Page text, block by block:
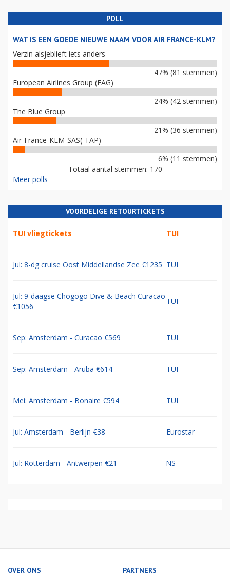
POLL
WAT IS EEN GOEDE NIEUWE NAAM VOOR AIR FRANCE-KLM?
Verzin alsjeblieft iets anders
47% (81 stemmen)
European Airlines Group (EAG)
24% (42 stemmen)
The Blue Group
21% (36 stemmen)
Air-France-KLM-SAS(-TAP)
6% (11 stemmen)
Totaal aantal stemmen: 170
Meer polls
VOORDELIGE RETOURTICKETS
TUI vliegtickets TUI
Jul: 8-dg cruise Oost Middellandse Zee €1235 TUI
Jul: 9-daagse Chogogo Dive & Beach Curacao
€1056
TUI
Sep: Amsterdam - Curacao €569 TUI
Sep: Amsterdam - Aruba €614 TUI
Mei: Amsterdam - Bonaire €594 TUI
Jul: Amsterdam - Berlijn €38 Eurostar
Jul: Rotterdam - Antwerpen €21 NS
OVER ONS PARTNERS